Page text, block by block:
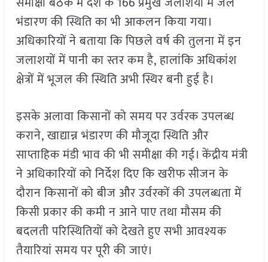
भंडारण की स्थिति का भी आकलन किया गया।
अधिकारियों ने बताया कि पिछले वर्ष की तुलना में इन
जलाशयों में पानी का स्तर कम है, हालांकि अधिकांश
क्षेत्रों में भूजल की स्थिति अभी स्थिर बनी हुई है।
इसके अलावा किसानों को समय पर उर्वरक उपलब्ध
कराने, खाद्यान्न भंडारण की मौजूदा स्थिति और
साप्ताहिक मंडी भाव की भी समीक्षा की गई। केंद्रीय मंत्री
ने अधिकारियों को निर्देश दिए कि खरीफ सीजन के
दौरान किसानों को बीज और उर्वरकों की उपलब्धता में
किसी प्रकार की कमी न आने पाए तथा मौसम की
बदलती परिस्थितियों को देखते हुए सभी आवश्यक
तैयारियां समय पर पूरी की जाएं।